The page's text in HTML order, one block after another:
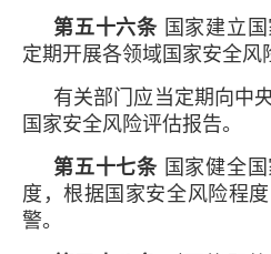
第五十六条 国家建立
定期开展各领域国家安全风
有关部门应当定期向中
国家安全风险评估报告。
第五十七条 国家健全
度，根据国家安全风险程
警。